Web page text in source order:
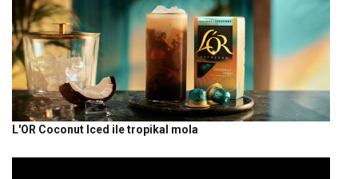
L'OR Coconut Iced ile tropikal mola